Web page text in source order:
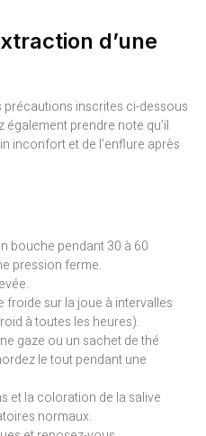
d’une
inscrites ci-dessous
prendre note qu’il
inconfort et de l’enflure après
bouche pendant 30 à 60
pression ferme.
froide sur la joue à intervalles
à toutes les heures).
gaze ou un sachet de thé
le tout pendant une
et la coloration de la salive
normaux.